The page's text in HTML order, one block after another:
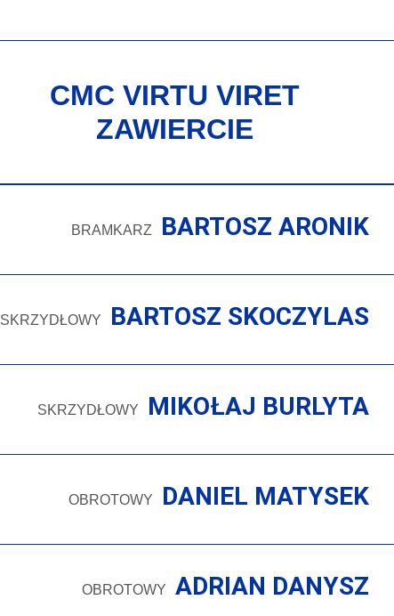
CMC VIRTU VIRET
ZAWIERCIE
BRAMKARZ BARTOSZ ARONIK
SKRZYDŁOWY BARTOSZ SKOCZYLAS
SKRZYDŁOWY MIKOŁAJ BURLYTA
OBROTOWY DANIEL MATYSEK
OBROTOWY ADRIAN DANYSZ